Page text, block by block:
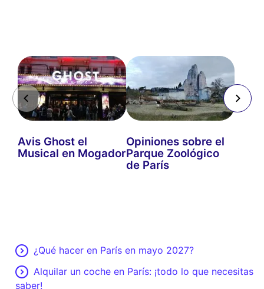
Avis Ghost el
Musical en Mogador
Opiniones sobre el
Parque Zoológico
de París
¿Qué hacer en París en mayo 2027?
Alquilar un coche en París: ¡todo lo que necesitas
saber!